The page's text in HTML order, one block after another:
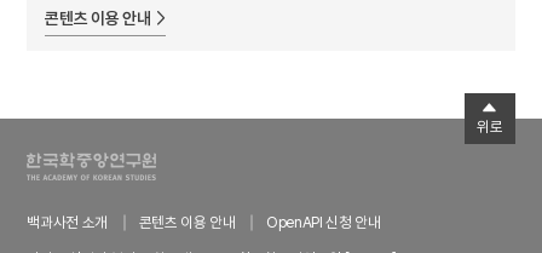
콘텐츠 이용 안내
백과사전 소개 콘텐츠 이용 안내
OpenAPI 신청 안내
위로